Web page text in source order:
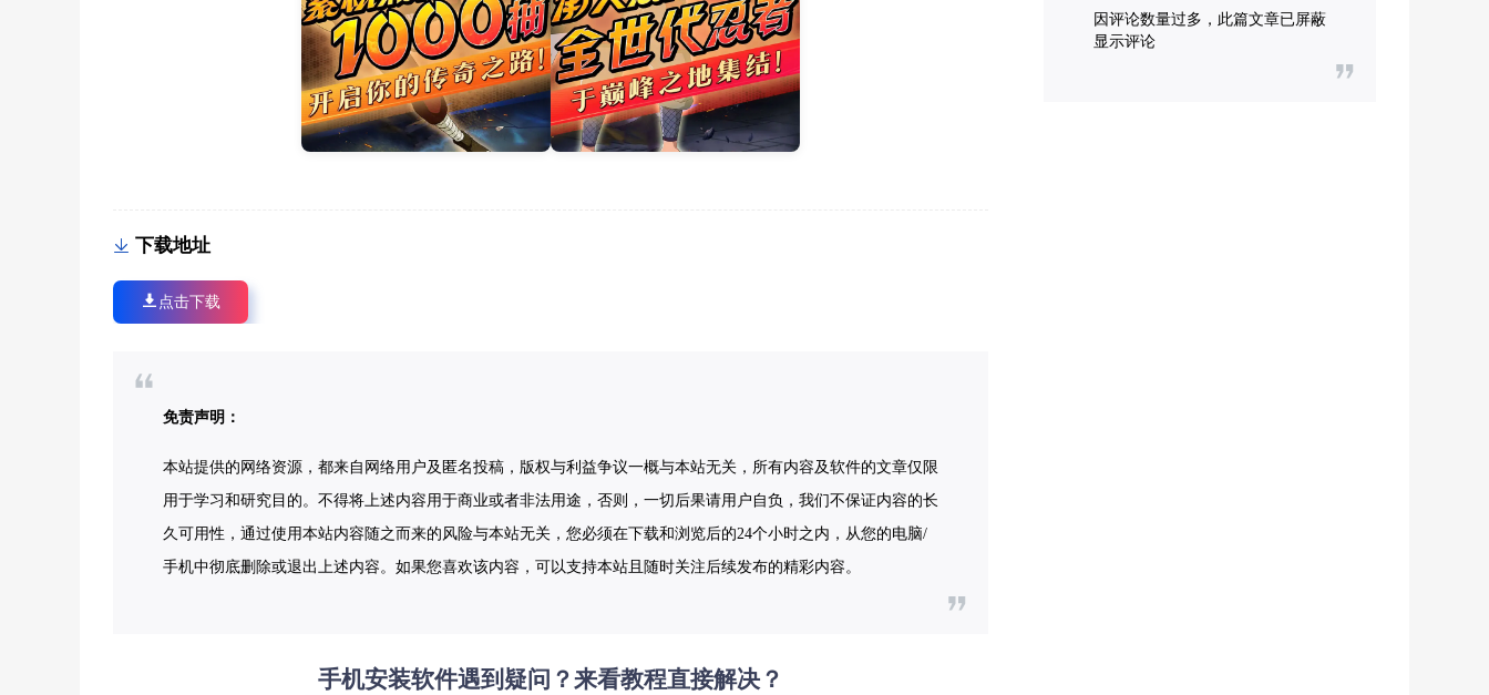
下载地址
点击下载
免责声明：
本站提供的网络资源，都来自网络用户及匿名投稿，版权与利益争议一概与本站无关，所有内容及软件的文章仅限
用于学习和研究目的。不得将上述内容用于商业或者非法用途，否则，一切后果请用户自负，我们不保证内容的长
久可用性，通过使用本站内容随之而来的风险与本站无关，您必须在下载和浏览后的24个小时之内，从您的电脑/
手机中彻底删除或退出上述内容。如果您喜欢该内容，可以支持本站且随时关注后续发布的精彩内容。
手机安装软件遇到疑问？来看教程直接解决？
因评论数量过多，此篇文章已屏蔽
显示评论